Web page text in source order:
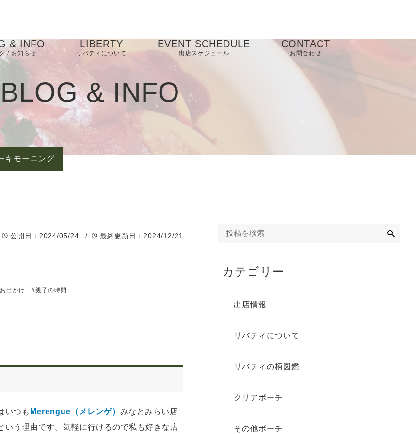
& INFO
/ お知らせ
せ
LIBERTY
リバティについて
EVENT SCHEDULE
出店スケジュール
CONTACT
お問合わせ
BLOG & INFO
キモーニング
公開日 ：2024/05/24 / 最終更新日 ：2024/12/21
出かけ #親子の時間
いつも Merengue（メレンゲ） みなとみらい店
いう理由です。気軽に行けるので私も好きな店
カテゴリー
出店情報
リバティについて
リバティの柄図鑑
クリアポーチ
その他ポーチ